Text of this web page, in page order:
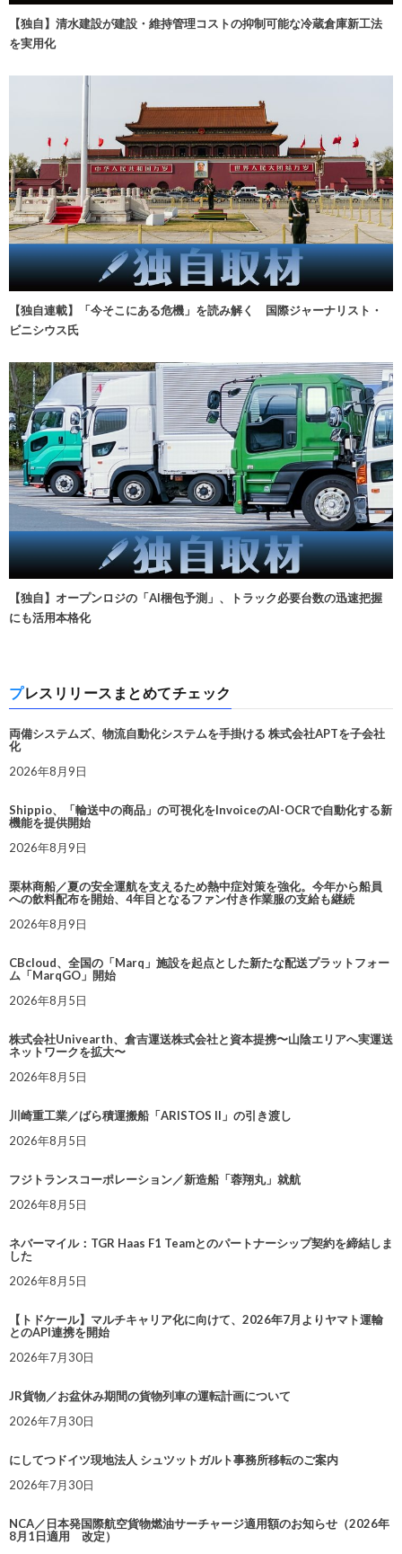
【独自】清水建設が建設・維持管理コストの抑制可能な冷蔵倉庫新工法
を実用化
【独自連載】「今そこにある危機」を読み解く 国際ジャーナリスト・
ビニシウス氏
【独自】オープンロジの「AI梱包予測」、トラック必要台数の迅速把握
にも活用本格化
プレスリリースまとめてチェック
両備システムズ、物流自動化システムを手掛ける 株式会社APTを子会社
化
2026年8月9日
Shippio、「輸送中の商品」の可視化をInvoiceのAI-OCRで自動化する新
機能を提供開始
2026年8月9日
栗林商船／夏の安全運航を支えるため熱中症対策を強化。今年から船員
への飲料配布を開始、4年目となるファン付き作業服の支給も継続
2026年8月9日
CBcloud、全国の「Marq」施設を起点とした新たな配送プラットフォー
ム「MarqGO」開始
2026年8月5日
株式会社Univearth、倉吉運送株式会社と資本提携〜山陰エリアへ実運送
ネットワークを拡大〜
2026年8月5日
川崎重工業／ばら積運搬船「ARISTOS II」の引き渡し
2026年8月5日
フジトランスコーポレーション／新造船「蓉翔丸」就航
2026年8月5日
ネバーマイル：TGR Haas F1 Teamとのパートナーシップ契約を締結しま
した
2026年8月5日
【トドケール】マルチキャリア化に向けて、2026年7月よりヤマト運輸
とのAPI連携を開始
2026年7月30日
JR貨物／お盆休み期間の貨物列車の運転計画について
2026年7月30日
にしてつドイツ現地法人 シュツットガルト事務所移転のご案内
2026年7月30日
NCA／日本発国際航空貨物燃油サーチャージ適用額のお知らせ（2026年
8月1日適用 改定）